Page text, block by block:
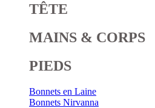
TÊTE
MAINS & CORPS
PIEDS
Bonnets en Laine
Bonnets Nirvanna